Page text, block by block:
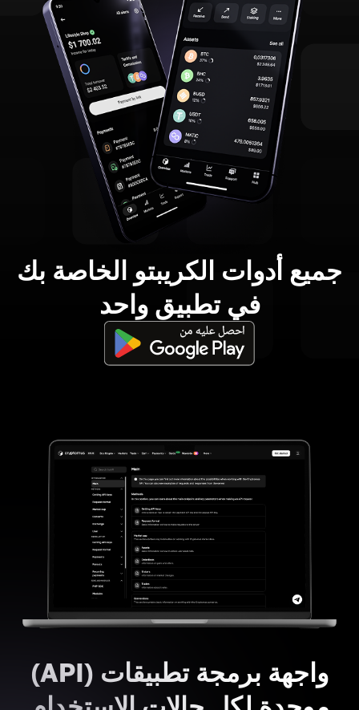
جميع أدوات الكريبتو الخاصة بك
في تطبيق واحد
واجهة برمجة تطبيقات (API)